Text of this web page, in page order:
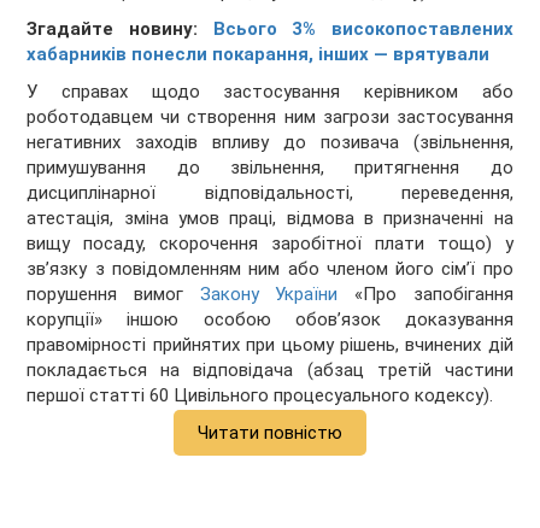
Згадайте новину: Всього 3% високопоставлених
хабарників понесли покарання, інших — врятували
У справах щодо застосування керівником або
роботодавцем чи створення ним загрози застосування
негативних заходів впливу до позивача (звільнення,
примушування до звільнення, притягнення до
дисциплінарної відповідальності, переведення,
атестація, зміна умов праці, відмова в призначенні на
вищу посаду, скорочення заробітної плати тощо) у
зв’язку з повідомленням ним або членом його сім’ї про
порушення вимог Закону України «Про запобігання
корупції» іншою особою обов’язок доказування
правомірності прийнятих при цьому рішень, вчинених дій
покладається на відповідача (абзац третій частини
першої статті 60 Цивільного процесуального кодексу).
Читати повністю